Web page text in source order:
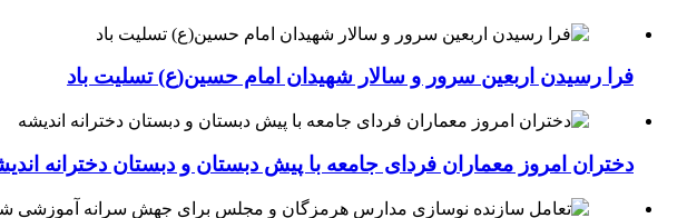
فرا رسیدن اربعین سرور و سالار شهیدان امام حسین(ع) تسلیت باد
دختران امروز معماران فردای جامعه با پیش دبستان و دبستان دخترانه